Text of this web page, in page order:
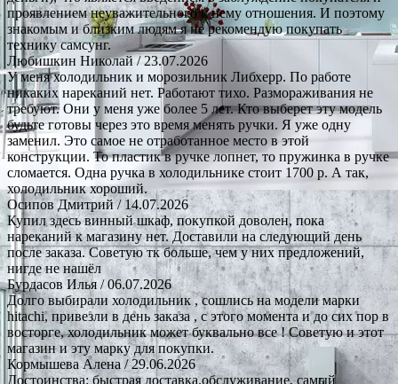
проявлением неуважительного к нему отношения. И поэтому
знакомым и близким людям я не рекомендую покупать
технику самсунг.
Любишкин Николай/ 23.07.2026
У меня холодильник и морозильник Либхерр. По работе
никаких нареканий нет. Работают тихо. Размораживания не
требуют. Они у меня уже более 5 лет. Кто выберет эту модель
будьте готовы через это время менять ручки. Я уже одну
заменил. Это самое не отработанное место в этой
конструкции. То пластик в ручке лопнет, то пружинка в ручке
сломается. Одна ручка в холодильнике стоит 1700 р. А так,
холодильник хороший.
Осипов Дмитрий/ 14.07.2026
Купил здесь винный шкаф, покупкой доволен, пока
нареканий к магазину нет. Доставили на следующий день
после заказа. Советую тк больше, чем у них предложений,
нигде не нашёл
Бурдасов Илья / 06.07.2026
Долго выбирали холодильник , сошлись на модели марки
hitachi, привезли в день заказа , с этого момента и до сих пор в
восторге, холодильник может буквально все ! Советую и этот
магазин и эту марку для покупки.
Кормышева Алена / 29.06.2026
Достоинства: быстрая доставка.обслуживание, самый